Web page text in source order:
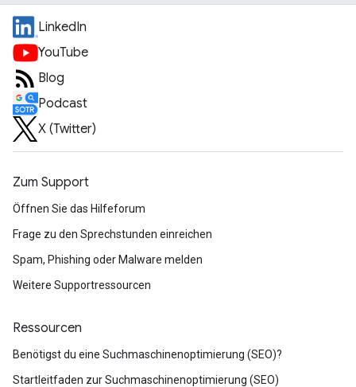
LinkedIn
YouTube
Blog
Podcast
X (Twitter)
Zum Support
Öffnen Sie das Hilfeforum
Frage zu den Sprechstunden einreichen
Spam, Phishing oder Malware melden
Weitere Supportressourcen
Ressourcen
Benötigst du eine Suchmaschinenoptimierung (SEO)?
Startleitfaden zur Suchmaschinenoptimierung (SEO)